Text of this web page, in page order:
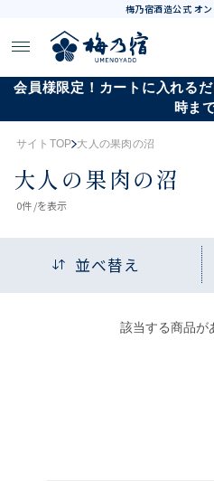
梅乃宿酒造公式 オ
会員様限定！カートに入れる
時ま
サイトTOP 大人の果肉の沼
大人の果肉の沼
0件 /を表示
並べ替え
該当する商品が